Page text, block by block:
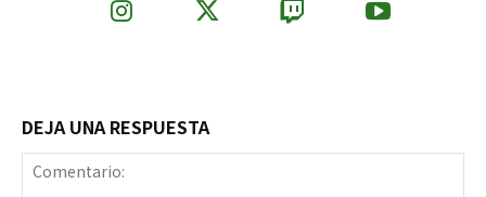
DEJA UNA RESPUESTA